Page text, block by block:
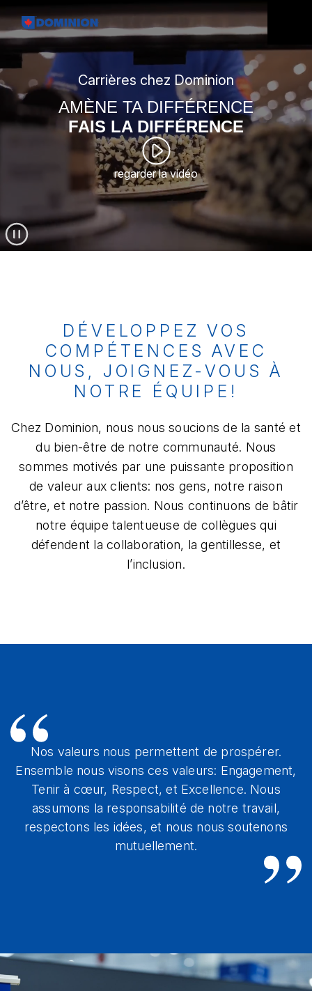
Carrières chez Dominion
AMÈNE TA DIFFÉRENCE
FAIS LA DIFFÉRENCE
regarder la vidéo
DÉVELOPPEZ VOS
COMPÉTENCES AVEC
NOUS, JOIGNEZ-VOUS À
NOTRE ÉQUIPE!
Chez Dominion, nous nous soucions de la santé et
du bien-être de notre communauté. Nous
sommes motivés par une puissante proposition
de valeur aux clients: nos gens, notre raison
d’être, et notre passion. Nous continuons de bâtir
notre équipe talentueuse de collègues qui
défendent la collaboration, la gentillesse, et
l’inclusion.
Nos valeurs nous permettent de prospérer.
Ensemble nous visons ces valeurs: Engagement,
Tenir à cœur, Respect, et Excellence. Nous
assumons la responsabilité de notre travail,
respectons les idées, et nous nous soutenons
mutuellement.